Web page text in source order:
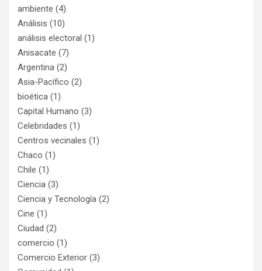
ambiente (4)
Análisis (10)
análisis electoral (1)
Anisacate (7)
Argentina (2)
Asia-Pacífico (2)
bioética (1)
Capital Humano (3)
Celebridades (1)
Centros vecinales (1)
Chaco (1)
Chile (1)
Ciencia (3)
Ciencia y Tecnología (2)
Cine (1)
Ciudad (2)
comercio (1)
Comercio Exterior (3)